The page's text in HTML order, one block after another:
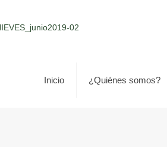
Inicio ¿Quiénes somos?